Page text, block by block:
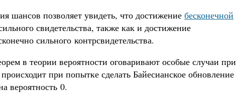
шансов позволяет увидеть, что достижение бесконечной
свидетельства, также как и достижение
сильного контрсвидетельства.
в теории вероятности оговаривают особые случаи при
при попытке сделать Байесианское обновление
вероятность 0.